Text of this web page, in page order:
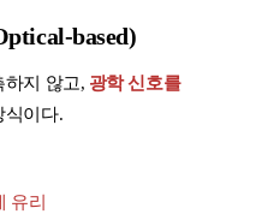
based)
하지 않고, 광학 신호를
식이다.
유리